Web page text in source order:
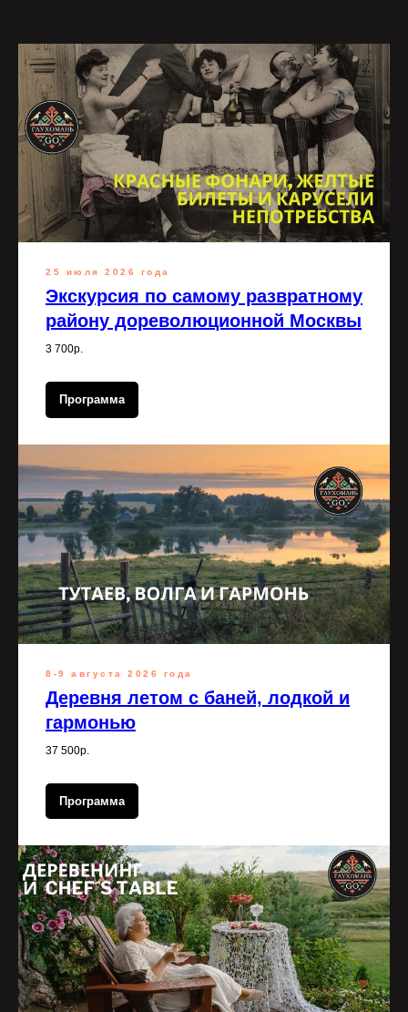
25 июля 2026 года
Экскурсия по самому развратному
району дореволюционной Москвы
3 700р.
Программа
8-9 августа 2026 года
Деревня летом с баней, лодкой и
гармонью
37 500р.
Программа